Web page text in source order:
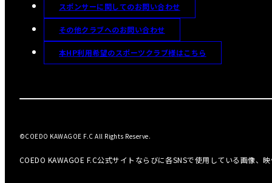
スポンサーに関してのお問い合わせ
その他クラブへのお問い合わせ
本HP利用希望のスポーツクラブ様はこちら
COEDO KAWAGOE F.C公式サイトならびに各SNSで使用している画像、
©COEDO KAWAGOE F.C All Rights Reserve.